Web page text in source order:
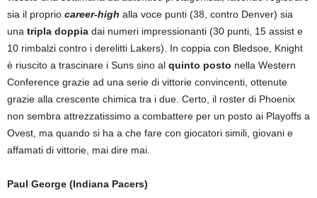
sia il proprio career-high alla voce punti (38, contro Denver) sia
una tripla doppia dai numeri impressionanti (30 punti, 15 assist e
10 rimbalzi contro i derelitti Lakers). In coppia con Bledsoe, Knight
è riuscito a trascinare i Suns sino al quinto posto nella Western
Conference grazie ad una serie di vittorie convincenti, ottenute
grazie alla crescente chimica tra i due. Certo, il roster di Phoenix
non sembra attrezzatissimo a combattere per un posto ai Playoffs a
Ovest, ma quando si ha a che fare con giocatori simili, giovani e
affamati di vittorie, mai dire mai.
Paul George (Indiana Pacers)